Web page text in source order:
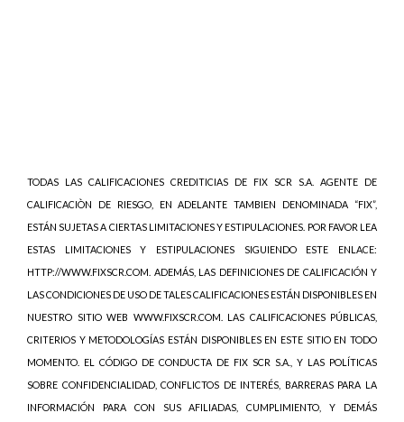
TODAS LAS CALIFICACIONES CREDITICIAS DE FIX SCR S.A. AGENTE DE
CALIFICACIÒN DE RIESGO, EN ADELANTE TAMBIEN DENOMINADA “FIX”,
ESTÁN SUJETAS A CIERTAS LIMITACIONES Y ESTIPULACIONES. POR FAVOR LEA
ESTAS LIMITACIONES Y ESTIPULACIONES SIGUIENDO ESTE ENLACE:
HTTP://WWW.FIXSCR.COM. ADEMÁS, LAS DEFINICIONES DE CALIFICACIÓN Y
LAS CONDICIONES DE USO DE TALES CALIFICACIONES ESTÁN DISPONIBLES EN
NUESTRO SITIO WEB WWW.FIXSCR.COM. LAS CALIFICACIONES PÚBLICAS,
CRITERIOS Y METODOLOGÍAS ESTÁN DISPONIBLES EN ESTE SITIO EN TODO
MOMENTO. EL CÓDIGO DE CONDUCTA DE FIX SCR S.A., Y LAS POLÍTICAS
SOBRE CONFIDENCIALIDAD, CONFLICTOS DE INTERÉS, BARRERAS PARA LA
INFORMACIÓN PARA CON SUS AFILIADAS, CUMPLIMIENTO, Y DEMÁS